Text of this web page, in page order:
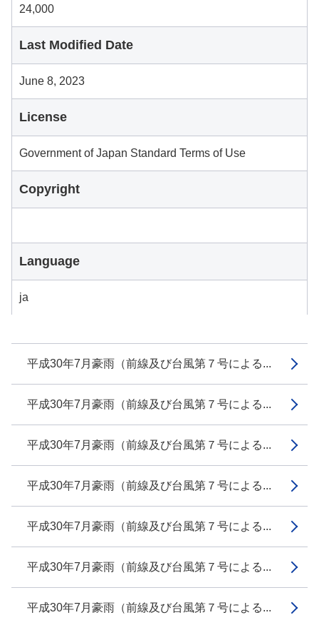
平成30年7月豪雨（前線及び台風第７号による...
平成30年7月豪雨（前線及び台風第７号による...
平成30年7月豪雨（前線及び台風第７号による...
平成30年7月豪雨（前線及び台風第７号による...
平成30年7月豪雨（前線及び台風第７号による...
平成30年7月豪雨（前線及び台風第７号による...
平成30年7月豪雨（前線及び台風第７号による...
24,000
Last Modified Date
June 8, 2023
License
Government of Japan Standard Terms of Use
Copyright
Language
ja